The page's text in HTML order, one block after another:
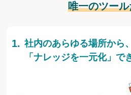
唯一のツー
社内のあらゆる場所から、
「ナレッジを一元化」で